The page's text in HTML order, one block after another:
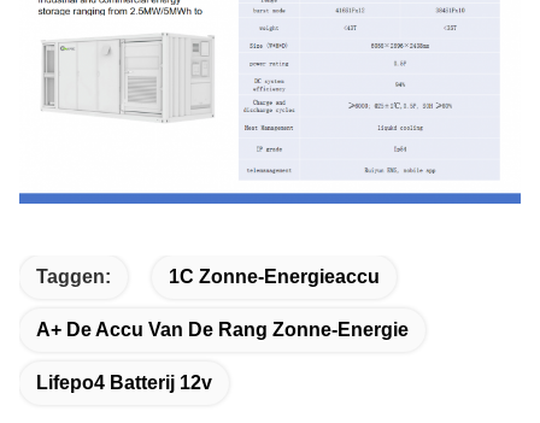
Taggen: 1C Zonne-Energieaccu
A+ De Accu Van De Rang Zonne-Energie
Lifepo4 Batterij 12v